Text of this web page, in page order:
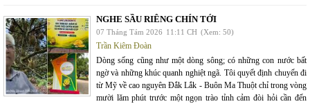
NGHE SẦU RIÊNG CHÍN TỚI
07 Tháng Tám 2026 11:11 CH (Xem: 50)
Trần Kiêm Đoàn
Dòng sống cũng như một dòng sông; có những con nước bất
ngờ và những khúc quanh nghiệt ngã. Tôi quyết định chuyến đi
từ Mỹ về cao nguyên Đắk Lắk - Buôn Ma Thuột chỉ trong vòng
mười lăm phút trước một ngọn trào tỉnh cảm đòi hỏi cần đến